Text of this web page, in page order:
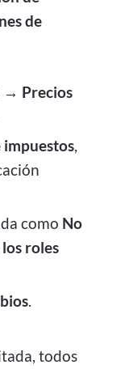
de
→ Precios
impuestos,
como No
roles
.
todos